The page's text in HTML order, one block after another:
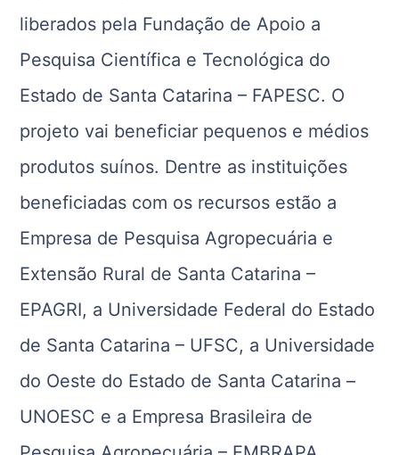
liberados pela Fundação de Apoio a
Pesquisa Científica e Tecnológica do
Estado de Santa Catarina – FAPESC. O
projeto vai beneficiar pequenos e médios
produtos suínos. Dentre as instituições
beneficiadas com os recursos estão a
Empresa de Pesquisa Agropecuária e
Extensão Rural de Santa Catarina –
EPAGRI, a Universidade Federal do Estado
de Santa Catarina – UFSC, a Universidade
do Oeste do Estado de Santa Catarina –
UNOESC e a Empresa Brasileira de